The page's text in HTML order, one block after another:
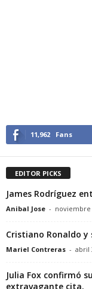
11,962 Fans
EDITOR PICKS
James Rodríguez
Anibal Jose - noviembre
Cristiano Ronaldo y
Mariel Contreras - abril
Julia Fox confirmó
extravagante cita.